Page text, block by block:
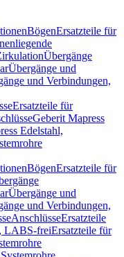
BögenErsatzteile für
Übergänge
Übergänge und
und Verbindungen,
Ersatzteile für
Geberit Mapress
Edelstahl,
BögenErsatzteile für
Übergänge und
und Verbindungen,
AnschlüsseErsatzteile
LABS-freiErsatzteile für